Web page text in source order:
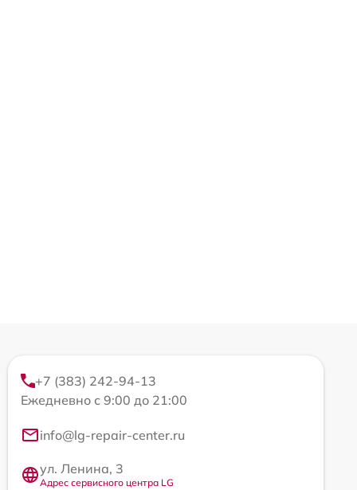
+7 (383) 242-94-13
Ежедневно с 9:00 до 21:00
info@lg-repair-center.ru
ул. Ленина, 3
Адрес сервисного центра LG